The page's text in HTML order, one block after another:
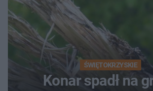
ŚWIĘTOKRZYSKIE
Konar spadł na